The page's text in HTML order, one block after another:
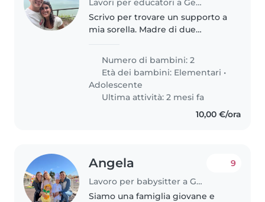
Lavori per educatori a Genova
Scrivo per trovare un supporto a
mia sorella. Madre di due
maschio di 14. Il maschio è stto
diagnosticato con adhd ed ha
gia un supporto psicologico,pero
purtroppo..
Numero di bambini: 2
Età dei bambini: Elementari •
Adolescente
Ultima attività: 2 mesi fa
10,00 €/ora
Angela
Lavoro per babysitter a Genova
9
Siamo una famiglia giovane e